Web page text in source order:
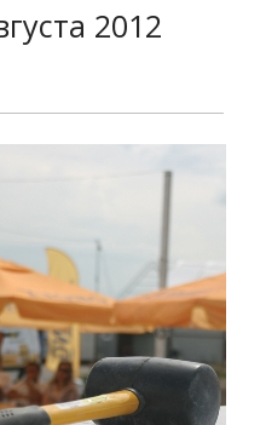
2012